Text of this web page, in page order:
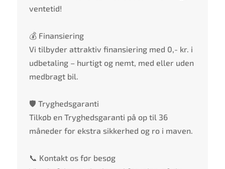
ventetid!
💰 Finansiering
Vi tilbyder attraktiv finansiering med 0,- kr. i
udbetaling – hurtigt og nemt, med eller uden
medbragt bil.
🛡️ Tryghedsgaranti
Tilkøb en Tryghedsgaranti på op til 36
måneder for ekstra sikkerhed og ro i maven.
📞 Kontakt os før besøg